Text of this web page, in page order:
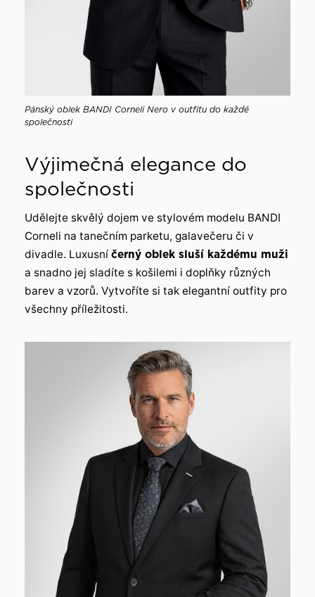
Pánský oblek BANDI Corneli Nero v outfitu do každé
společnosti
Výjimečná elegance do
společnosti
Udělejte skvělý dojem ve stylovém modelu BANDI
Corneli na tanečním parketu, galavečeru či v
divadle. Luxusní černý oblek sluší každému muži
a snadno jej sladíte s košilemi i doplňky různých
barev a vzorů. Vytvoříte si tak elegantní outfity pro
všechny příležitosti.